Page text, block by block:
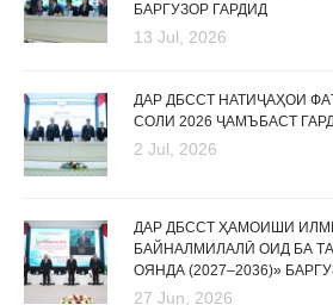
БАРГУЗОР ГАРДИД
13 Jul, 2026
ДАР ДБССТ НАТИҶАҲОИ
СОЛИ 2026 ҶАМЪБАСТ
2 Jul, 2026
ДАР ДБССТ ҲАМОИШИ
БАЙНАЛМИЛАЛӢ ОИД БА
ОЯНДА (2027–2036)»
27 Jun, 2026